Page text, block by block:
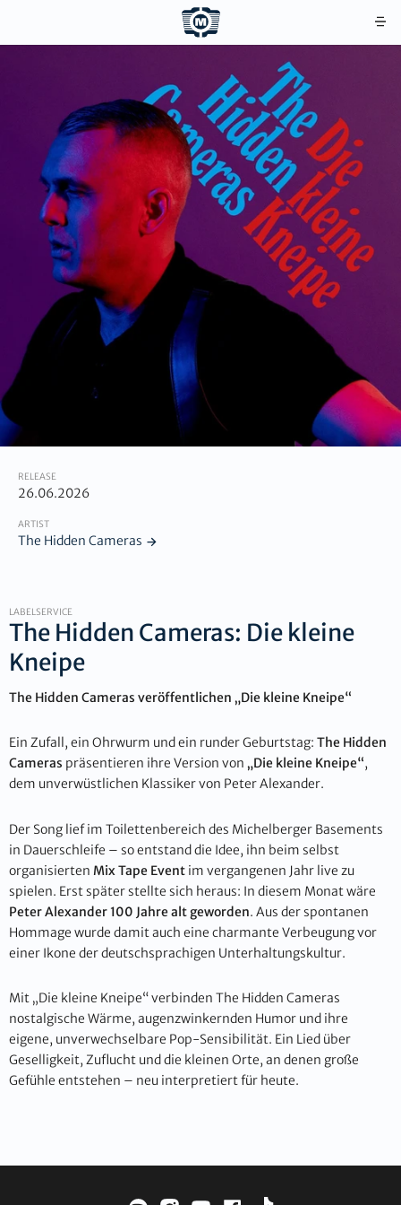
RELEASE
26.06.2026
ARTIST
The Hidden Cameras
LABELSERVICE
The Hidden Cameras: Die kleine
Kneipe
The Hidden Cameras veröffentlichen „Die kleine Kneipe“
Ein Zufall, ein Ohrwurm und ein runder Geburtstag: The Hidden
Cameras präsentieren ihre Version von „Die kleine Kneipe“,
dem unverwüstlichen Klassiker von Peter Alexander.
Der Song lief im Toilettenbereich des Michelberger Basements
in Dauerschleife – so entstand die Idee, ihn beim selbst
organisierten Mix Tape Event im vergangenen Jahr live zu
spielen. Erst später stellte sich heraus: In diesem Monat wäre
Peter Alexander 100 Jahre alt geworden. Aus der spontanen
Hommage wurde damit auch eine charmante Verbeugung vor
einer Ikone der deutschsprachigen Unterhaltungskultur.
Mit „Die kleine Kneipe“ verbinden The Hidden Cameras
nostalgische Wärme, augenzwinkernden Humor und ihre
eigene, unverwechselbare Pop-Sensibilität. Ein Lied über
Geselligkeit, Zuflucht und die kleinen Orte, an denen große
Gefühle entstehen – neu interpretiert für heute.